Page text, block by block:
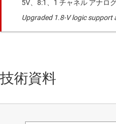
5V、8:1、1 チャネル アナロ
Upgraded 1.8-V logic
技術資料